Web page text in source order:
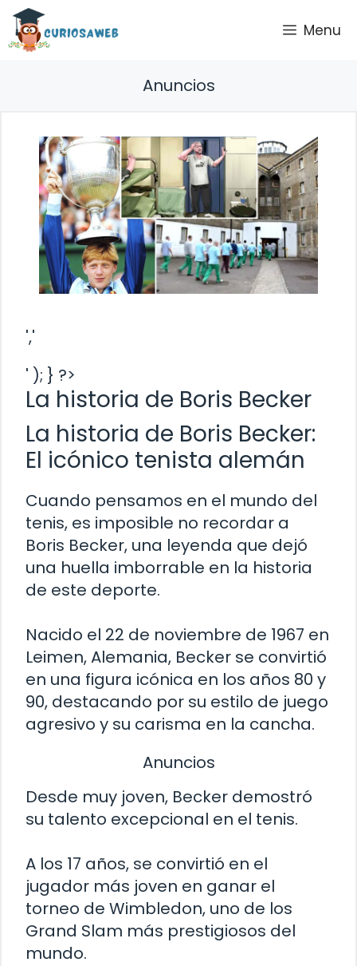
Saltar
contenido
Menu
Anuncios
','
' ); } ?>
La historia de Boris Becker
La historia de Boris Becker:
El icónico tenista alemán
Cuando pensamos en el mundo del
tenis, es imposible no recordar a
Boris Becker, una leyenda que dejó
una huella imborrable en la historia
de este deporte.
Nacido el 22 de noviembre de 1967 en
Leimen, Alemania, Becker se convirtió
en una figura icónica en los años 80 y
90, destacando por su estilo de juego
agresivo y su carisma en la cancha.
Anuncios
Desde muy joven, Becker demostró
su talento excepcional en el tenis.
A los 17 años, se convirtió en el
jugador más joven en ganar el
torneo de Wimbledon, uno de los
Grand Slam más prestigiosos del
mundo.